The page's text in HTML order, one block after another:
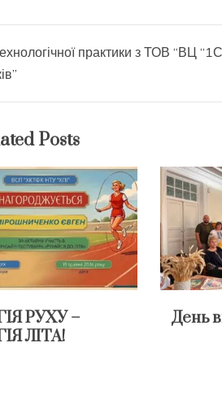
практики з ТОВ “ВЦ
Posts
РУХУ –
ЛІТА!
День